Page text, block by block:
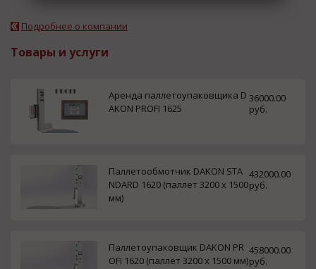
Подробнее о компании
Товары и услуги
Аренда паллетоупаковщика D
AKON PROFI 1625
36000.00
руб.
Паллетообмотчик DAKON STA
NDARD 1620 (паллет 3200 х 1500
мм)
432000.00
руб.
Паллетоупаковщик DAKON PR
OFI 1620 (паллет 3200 х 1500 мм)
458000.00
руб.